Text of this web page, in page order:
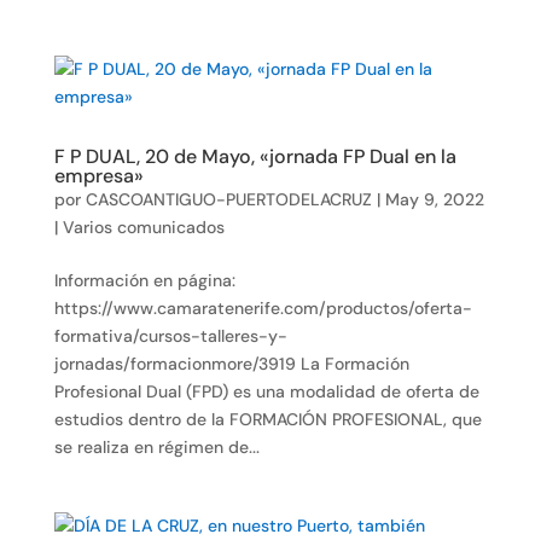
F P DUAL, 20 de Mayo, «jornada FP Dual en la
empresa»
por CASCOANTIGUO-PUERTODELACRUZ | May 9, 2022
| Varios comunicados
Información en página:
https://www.camaratenerife.com/productos/oferta-
formativa/cursos-talleres-y-
jornadas/formacionmore/3919 La Formación
Profesional Dual (FPD) es una modalidad de oferta de
estudios dentro de la FORMACIÓN PROFESIONAL, que
se realiza en régimen de...